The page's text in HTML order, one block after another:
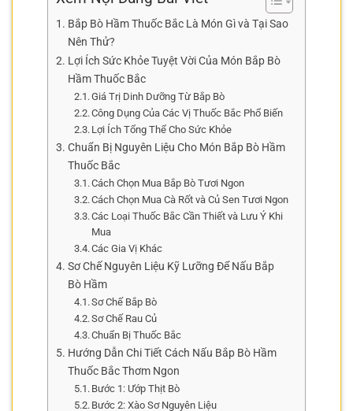
Bắp Bò Hầm Thuốc Bắc Là Món Gì và Tại Sao
Nên Thử?
Lợi Ích Sức Khỏe Tuyệt Vời Của Món Bắp Bò
Hầm Thuốc Bắc
Giá Trị Dinh Dưỡng Từ Bắp Bò
Công Dụng Của Các Vị Thuốc Bắc Phổ Biến
Lợi Ích Tổng Thể Cho Sức Khỏe
Chuẩn Bị Nguyên Liệu Cho Món Bắp Bò Hầm
Thuốc Bắc
Cách Chọn Mua Bắp Bò Tươi Ngon
Cách Chọn Mua Cà Rốt và Củ Sen Tươi Ngon
Các Loại Thuốc Bắc Cần Thiết và Lưu Ý Khi
Mua
Các Gia Vị Khác
Sơ Chế Nguyên Liệu Kỹ Lưỡng Để Nấu Bắp
Bò Hầm
Sơ Chế Bắp Bò
Sơ Chế Rau Củ
Chuẩn Bị Thuốc Bắc
Hướng Dẫn Chi Tiết Cách Nấu Bắp Bò Hầm
Thuốc Bắc Thơm Ngon
Bước 1: Ướp Thịt Bò
Bước 2: Xào Sơ Nguyên Liệu